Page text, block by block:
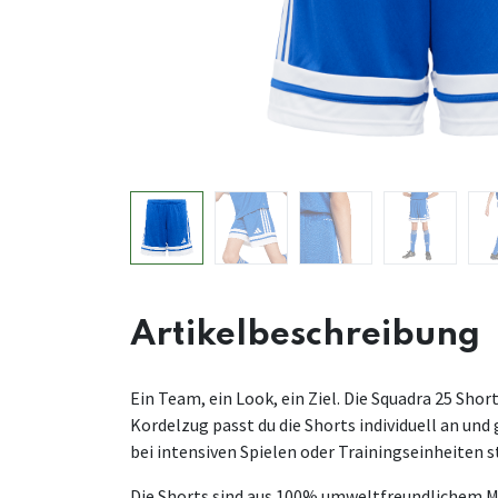
Artikelbeschreibung
Ein Team, ein Look, ein Ziel. Die Squadra 25
Kordelzug passt du die Shorts individuell an
bei intensiven Spielen oder Trainingseinheiten